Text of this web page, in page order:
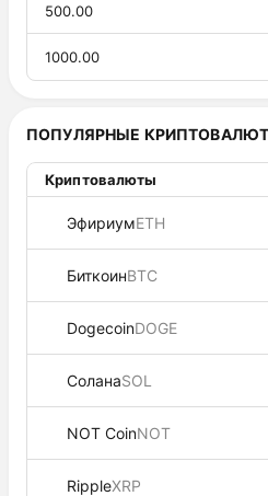
500.00
1000.00
ПОПУЛЯРНЫЕ
Криптовалюты
ЭфириумETH
БиткоинBTC
DogecoinDOGE
СоланаSOL
NOT CoinNOT
RippleXRP